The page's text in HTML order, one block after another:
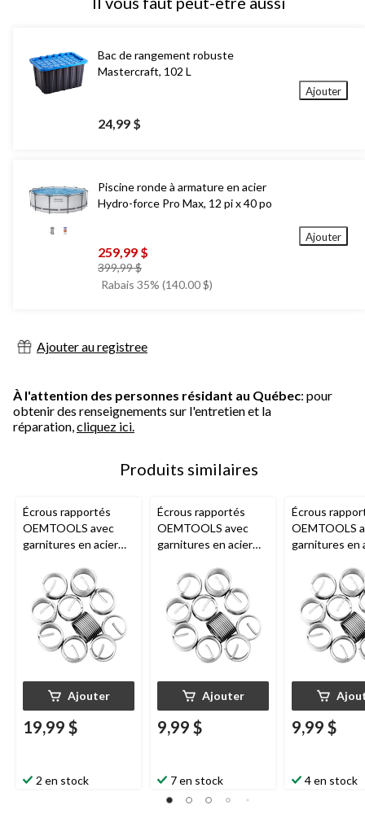
Bac de rangement robuste
Mastercraft, 102 L
24,99 $
Ajouter
Piscine ronde à armature en acier
Hydro-force Pro Max, 12 pi x 40 po
259,99 $
399,99 $prix
était
Rabais 35% (140.00 $)
Ajouter
Ajouter au registree
À l'attention des personnes résidant au Québec: pour
obtenir des renseignements sur l'entretien et la
réparation,cliquez ici.
Produits similaires
Écrous rapportés
OEMTOOLS avec
garnitures en acier
M14 x 1,25, 44644
Ajouter
19,99 $
2 en stock
Écrous rapportés
OEMTOOLS avec
garnitures en acier
paq. 10, 44629
Ajouter
9,99 $
7 en stock
Écrous
OEMTOOLS
garnitures en
paq. 10, 44633
9,99 $
4 en stock